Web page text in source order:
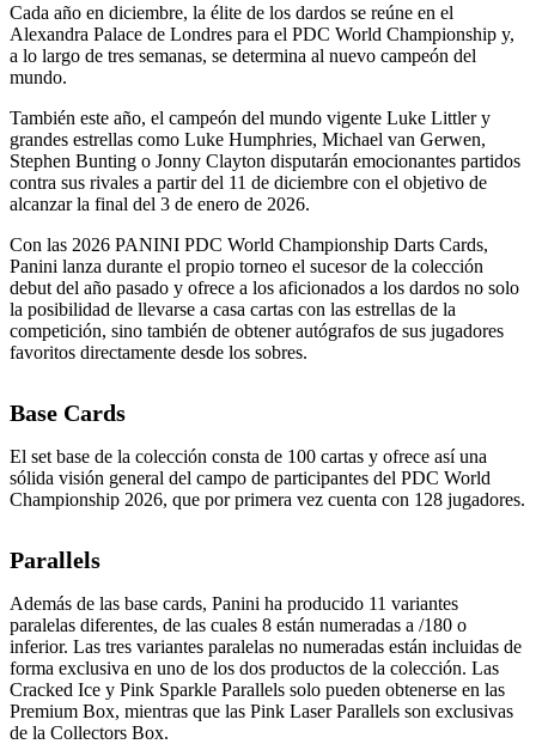
Cada año en diciembre, la élite de los dardos se reúne en el
Alexandra Palace de Londres para el PDC World Championship y,
a lo largo de tres semanas, se determina al nuevo campeón del
mundo.
También este año, el campeón del mundo vigente Luke Littler y
grandes estrellas como Luke Humphries, Michael van Gerwen,
Stephen Bunting o Jonny Clayton disputarán emocionantes partidos
contra sus rivales a partir del 11 de diciembre con el objetivo de
alcanzar la final del 3 de enero de 2026.
Con las 2026 PANINI PDC World Championship Darts Cards,
Panini lanza durante el propio torneo el sucesor de la colección
debut del año pasado y ofrece a los aficionados a los dardos no solo
la posibilidad de llevarse a casa cartas con las estrellas de la
competición, sino también de obtener autógrafos de sus jugadores
favoritos directamente desde los sobres.
Base Cards
El set base de la colección consta de 100 cartas y ofrece así una
sólida visión general del campo de participantes del PDC World
Championship 2026, que por primera vez cuenta con 128 jugadores.
Parallels
Además de las base cards, Panini ha producido 11 variantes
paralelas diferentes, de las cuales 8 están numeradas a /180 o
inferior. Las tres variantes paralelas no numeradas están incluidas de
forma exclusiva en uno de los dos productos de la colección. Las
Cracked Ice y Pink Sparkle Parallels solo pueden obtenerse en las
Premium Box, mientras que las Pink Laser Parallels son exclusivas
de la Collectors Box.